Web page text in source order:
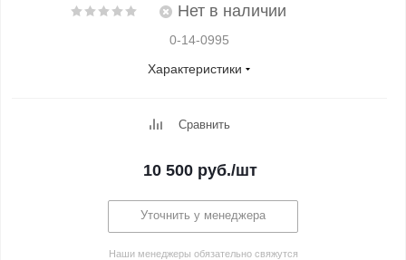
Нет в наличии
0-14-0995
Характеристики
Сравнить
10 500руб./шт
Уточнить у менеджера
Наши менеджеры обязательно свяжутся